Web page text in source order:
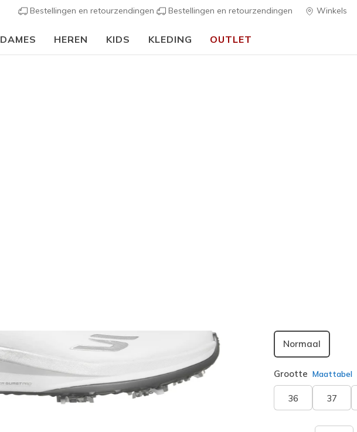
Bestellingen en retourzendingen Bestellingen en retourzendingen Winkels
DAMES HEREN KIDS KLEDING OUTLET
Normaal
Grootte Maattabel
36 37